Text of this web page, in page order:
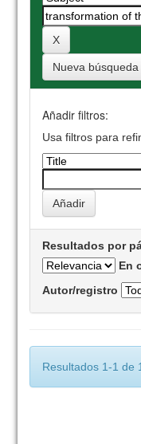
Nueva búsqueda
Añadir filtros:
Usa filtros para
Resultados por
En
Autor/registro
Resultados 1-1 de 1.